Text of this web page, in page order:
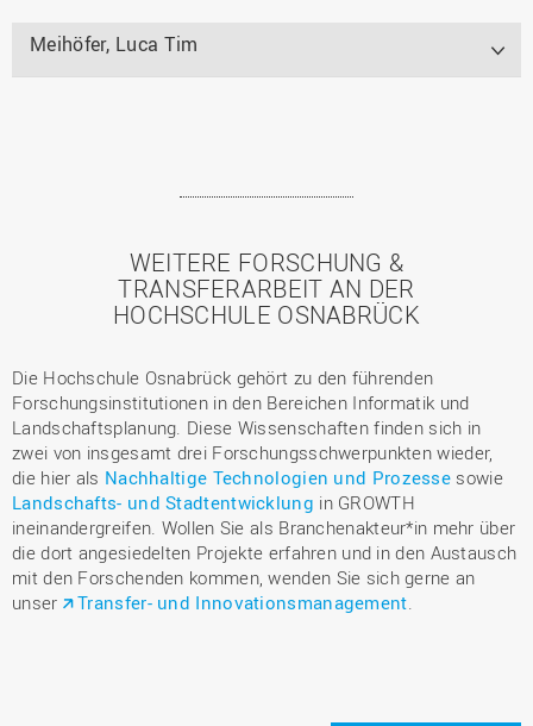
Meihöfer, Luca Tim
WEITERE FORSCHUNG &
TRANSFERARBEIT AN DER
HOCHSCHULE OSNABRÜCK
Die Hochschule Osnabrück gehört zu den führenden
Forschungsinstitutionen in den Bereichen Informatik und
Landschaftsplanung. Diese Wissenschaften finden sich in
zwei von insgesamt drei Forschungsschwerpunkten wieder,
die hier als Nachhaltige Technologien und Prozesse sowie
Landschafts- und Stadtentwicklung in GROWTH
ineinandergreifen. Wollen Sie als Branchenakteur*in mehr über
die dort angesiedelten Projekte erfahren und in den Austausch
mit den Forschenden kommen, wenden Sie sich gerne an
unser
Transfer- und Innovationsmanagement.